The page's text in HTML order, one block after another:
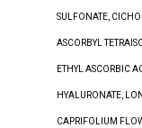
SULFONATE,
ASCORBYL
ETHYL ASCORBIC
HYALURONATE,
CAPRIFOLIUM